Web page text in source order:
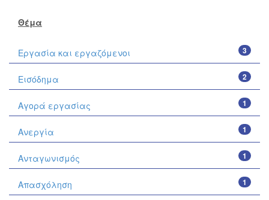
Θέμα
3
Εργασία και εργαζόμενοι
2
Εισόδημα
1
Αγορά εργασίας
1
Ανεργία
1
Ανταγωνισμός
1
Απασχόληση